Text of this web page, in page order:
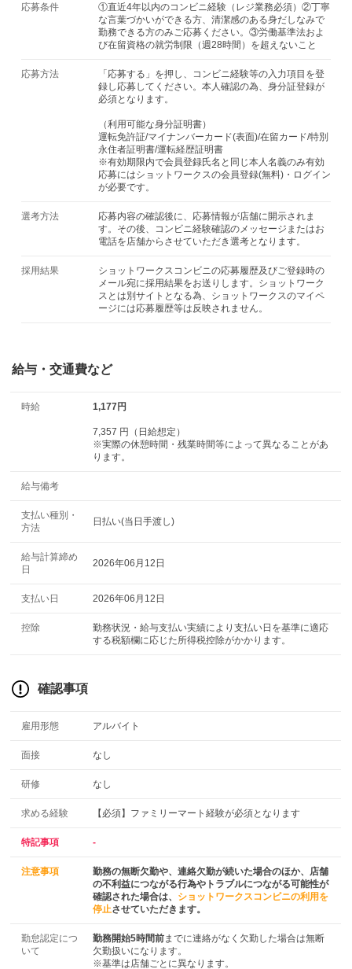
応募条件
①直近4年以内のコンビニ経験（レジ業務必須）②丁寧
な言葉づかいができる方、清潔感のある身だしなみで
勤務できる方のみご応募ください。③労働基準法およ
び在留資格の就労制限（週28時間）を超えないこと
応募方法
「応募する」を押し、コンビニ経験等の入力項目を登
録し応募してください。本人確認の為、身分証登録が
必須となります。
（利用可能な身分証明書）
運転免許証/マイナンバーカード(表面)/在留カード/特別
永住者証明書/運転経歴証明書
※有効期限内で会員登録氏名と同じ本人名義のみ有効
応募にはショットワークスの会員登録(無料)・ログイン
が必要です。
選考方法
応募内容の確認後に、応募情報が店舗に開示されま
す。その後、コンビニ経験確認のメッセージまたはお
電話を店舗からさせていただき選考となります。
採用結果
ショットワークスコンビニの応募履歴及びご登録時の
メール宛に採用結果をお送りします。ショットワーク
スとは別サイトとなる為、ショットワークスのマイペ
ージには応募履歴等は反映されません。
給与・交通費など
時給 1,177円
7,357 円（日給想定）
※実際の休憩時間・残業時間等によって異なることがあ
ります。
給与備考
支払い種別・
方法
日払い(当日手渡し)
給与計算締め
日
2026年06月12日
支払い日 2026年06月12日
控除
勤務状況・給与支払い実績により支払い日を基準に適応
する税額欄に応じた所得税控除がかかります。
確認事項
雇用形態 アルバイト
面接 なし
研修 なし
求める経験 【必須】ファミリーマート経験が必須となります
特記事項 -
注意事項
勤務の無断欠勤や、連絡欠勤が続いた場合のほか、店舗
の不利益につながる行為やトラブルにつながる可能性が
確認された場合は、 ショットワークスコンビニの利用を
停止させていただきます。
勤怠認定につ
いて
勤務開始5時間前までに連絡がなく欠勤した場合は無断
欠勤扱いになります。
※基準は店舗ごとに異なります。